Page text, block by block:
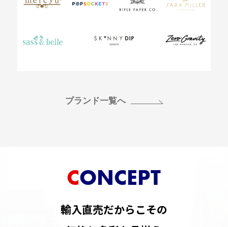
ブランド一覧へ
CONCEPT
輸入直売だからこその